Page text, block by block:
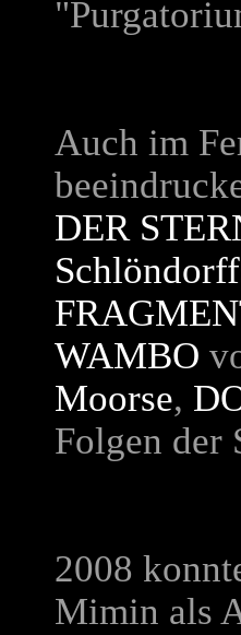
Auch im
DER
Schlöndorff
WAMBO
Moorse,
Folgen der
2008
Mimin als